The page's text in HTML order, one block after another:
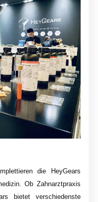
die HeyGears
Ob Zahnarztpraxis
bietet verschiedenste